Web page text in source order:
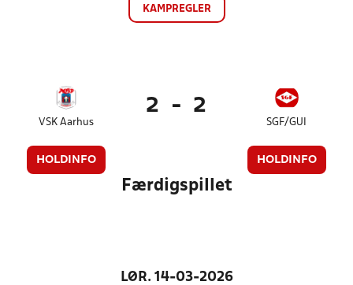
KAMPREGLER
VSK Aarhus
HOLDINFO
2 - 2
SGF/GUI
HOLDINFO
Færdigspillet
LØR. 14-03-2026